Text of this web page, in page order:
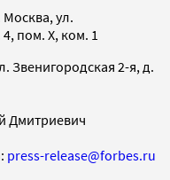
Москва, ул.
пом. X, ком. 1
Звенигородская 2-я, д.
Дмитриевич
press-release@forbes.ru